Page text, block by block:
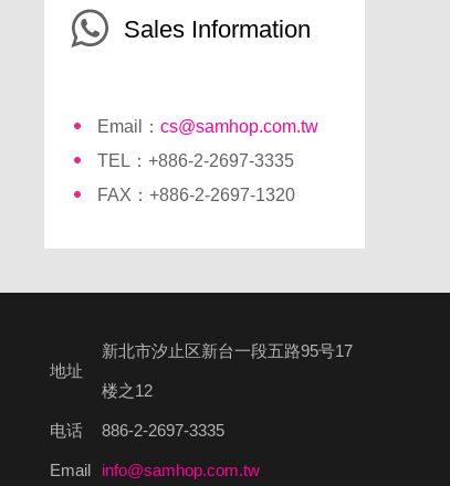
Sales Information
Email： cs@samhop.com.tw
TEL：+886-2-2697-3335
FAX：+886-2-2697-1320
地址
新北市汐止区新台一段五路95号17
楼之12
电话 886-2-2697-3335
Email info@samhop.com.tw